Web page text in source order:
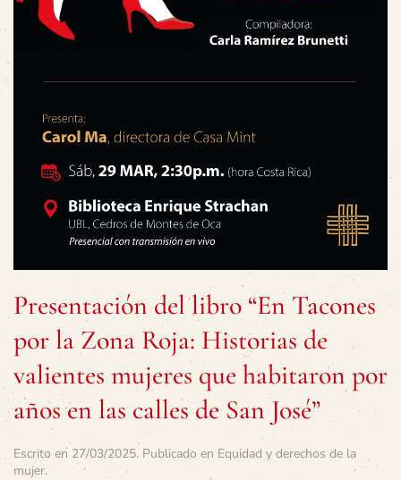
Presentación del libro “En Tacones
por la Zona Roja: Historias de
valientes mujeres que habitaron por
años en las calles de San José”
Escrito en 27/03/2025. Publicado en Equidad y derechos de la
mujer.